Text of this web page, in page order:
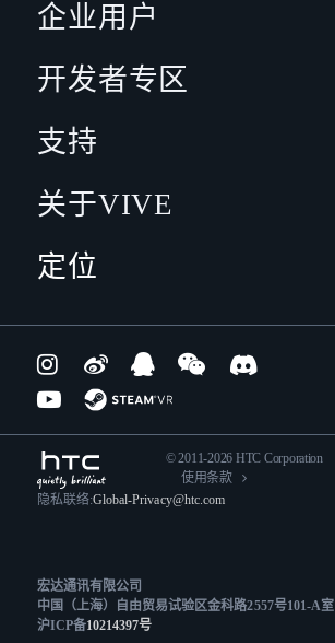
企业用户
开发者专区
支持
关于VIVE
定位
© 2011-2026 HTC Corporation
使用条款
隐私联络:Global-Privacy@htc.com
宏达通讯有限公司
中国（上海）自由贸易试验区金科路2557号101-A室
沪ICP备10214397号